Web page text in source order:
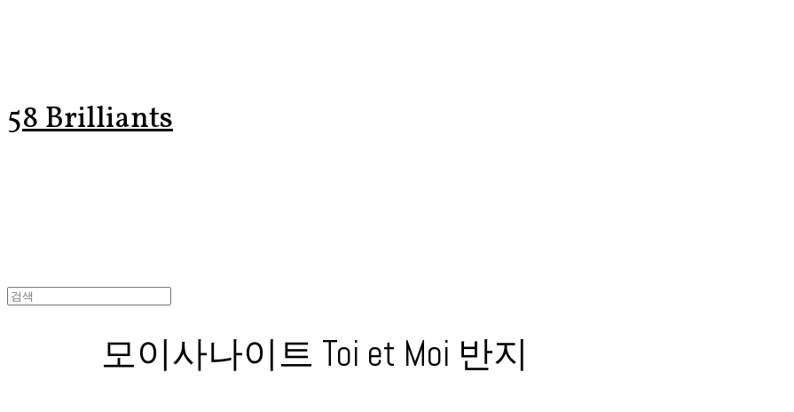
58 Brilliants
모이사나이트 Toi et Moi 반지